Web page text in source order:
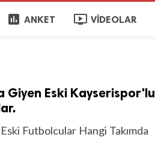
poll ANKET ondemand_video VIDEOLAR
Giyen Eski Kayserispor'lu
Futbolcular Hangi Takımda